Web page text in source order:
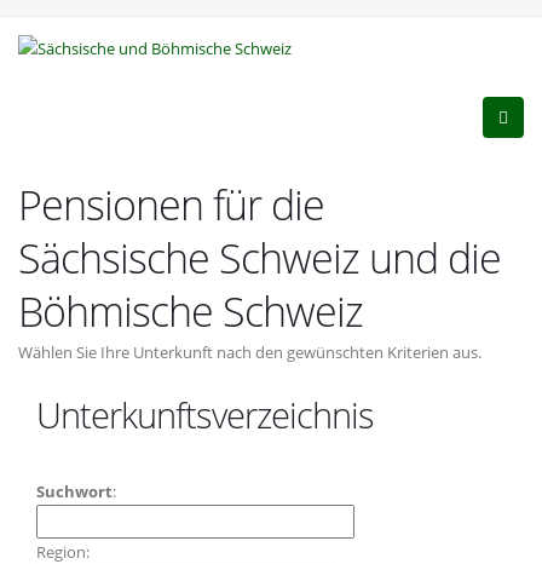
Pensionen für die
Sächsische Schweiz und die
Böhmische Schweiz
Wählen Sie Ihre Unterkunft nach den gewünschten Kriterien aus.
Unterkunftsverzeichnis
Suchwort:
Region: